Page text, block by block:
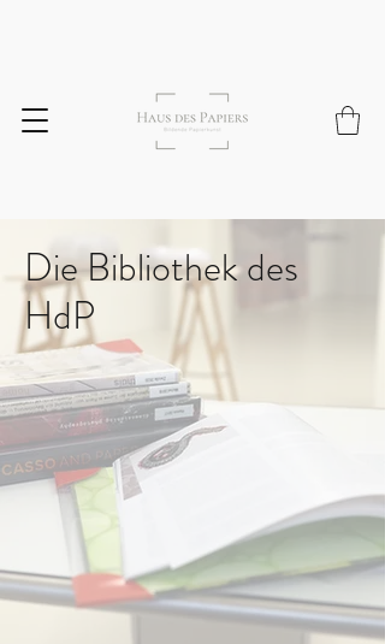
Die Bibliothek des
HdP